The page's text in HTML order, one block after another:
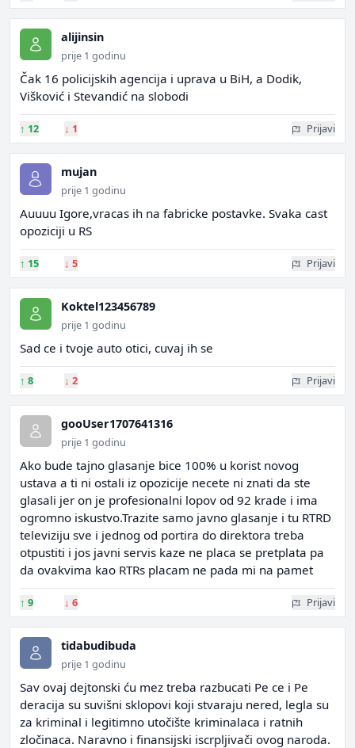
alijinsin
prije 1 godinu
Čak 16 policijskih agencija i uprava u BiH, a Dodik,
Višković i Stevandić na slobodi
↑ 12 ↓ 1 Prijavi
mujan
prije 1 godinu
Auuuu Igore,vracas ih na fabricke postavke. Svaka cast
opoziciji u RS
↑ 15 ↓ 5 Prijavi
Koktel123456789
prije 1 godinu
Sad ce i tvoje auto otici, cuvaj ih se
↑ 8 ↓ 2 Prijavi
gooUser1707641316
prije 1 godinu
Ako bude tajno glasanje bice 100% u korist novog
ustava a ti ni ostali iz opozicije necete ni znati da ste
glasali jer on je profesionalni lopov od 92 krade i ima
ogromno iskustvo.Trazite samo javno glasanje i tu RTRD
televiziju sve i jednog od portira do direktora treba
otpustiti i jos javni servis kaze ne placa se pretplata pa
da ovakvima kao RTRs placam ne pada mi na pamet
↑ 9 ↓ 6 Prijavi
tidabudibuda
prije 1 godinu
Sav ovaj dejtonski ću mez treba razbucati Pe ce i Pe
deracija su suvišni sklopovi koji stvaraju nered, legla su
za kriminal i legitimno utočište kriminalaca i ratnih
zločinaca. Naravno i finansijski iscrpljivači ovog naroda.